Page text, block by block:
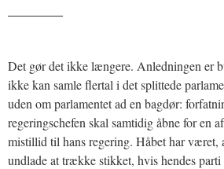
Det gør det ikke længere. Anledningen er
ikke kan samle flertal i det splittede
uden om parlamentet ad en bagdør:
regeringschefen skal samtidig åbne for en
mistillid til hans regering. Håbet har været,
undlade at trække stikket, hvis hendes